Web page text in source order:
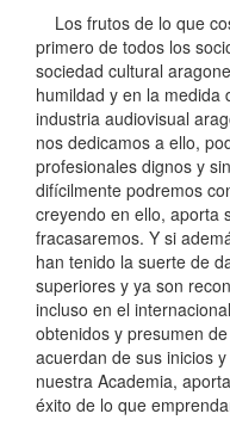
Los frutos de lo que
primero de todos los
sociedad cultural
humildad y en la medida
industria audiovisual
nos dedicamos a ello,
profesionales dignos y
difícilmente podremos
creyendo en ello, aporta
fracasaremos. Y si
han tenido la suerte de
superiores y ya son
incluso en el
obtenidos y presumen
acuerdan de sus inicios
nuestra Academia,
éxito de lo que